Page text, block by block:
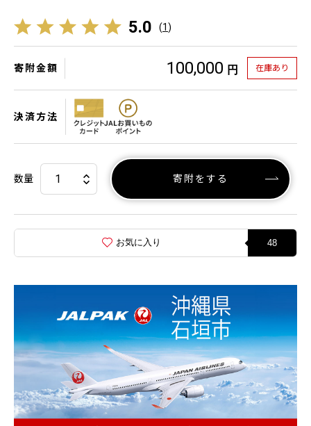
5.0 (1)
寄附金額 100,000 円 在庫あり
決済方法
数量 寄附をする
お気に入り 48